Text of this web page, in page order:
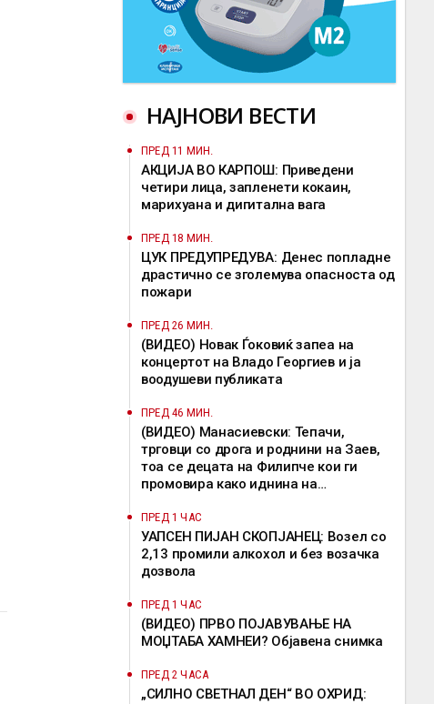
НАЈНОВИ ВЕСТИ
ПРЕД 11 МИН.
АКЦИЈА ВО КАРПОШ: Приведени
четири лица, запленети кокаин,
марихуана и дигитална вага
ПРЕД 18 МИН.
ЦУК ПРЕДУПРЕДУВА: Денес попладне
драстично се зголемува опасноста од
пожари
ПРЕД 26 МИН.
(ВИДЕО) Новак Ѓоковиќ запеа на
концертот на Владo Георгиев и ја
воодушеви публиката
ПРЕД 46 МИН.
(ВИДЕО) Манасиевски: Тепачи,
трговци со дрога и роднини на Заев,
тоа се децата на Филипче кои ги
промoвира како иднина на
ПРЕД 1 ЧАС
УАПСЕН ПИЈАН СКОПЈАНЕЦ: Возел со
2,13 промили алкохол и без возачка
дозвола
ПРЕД 1 ЧАС
(ВИДЕО) ПРВО ПОЈАВУВАЊЕ НА
МОЏТАБА ХАМНЕИ? Објавена снимка
ПРЕД 2 ЧАСА
„СИЛНО СВЕТНАЛ ДЕН“ ВО ОХРИД: